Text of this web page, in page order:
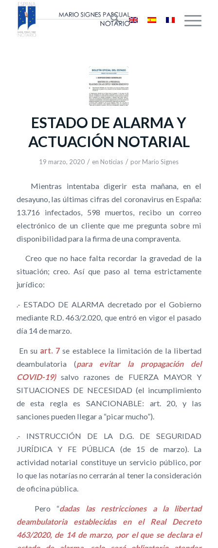
ESTADO DE ALARMA Y
ACTUACIÓN NOTARIAL
19 marzo, 2020 / en Noticias / por Mario Signes
Mientras intentaba digerir esta mañana, en el
desayuno, las últimas cifras del coronavirus en España:
13.716 infectados, 598 muertos, recibo un correo
electrónico de un cliente que me pregunta sobre mi
disponibilidad para la firma de una compraventa.
Creo que no hace falta recordar la gravedad de la
situación; creo. Así que paso al tema estrictamente
jurídico:
.- ESTADO DE ALARMA decretado por el Gobierno
mediante R.D. 463/2.020, que entró en vigor el pasado
día 14 de marzo.
En su art. 7 se establece la limitación de la libertad
deambulatoria (para evitar la propagación del
COVID-19)salvo razones de FUERZA MAYOR Y
SITUACIONES DE NECESIDAD (el incumplimiento
de esta regla es SANCIONABLE: art. 20, y las
sanciones pueden llegar a “picar mucho”).
.- INSTRUCCIÓN DE LA D.G. DE SEGURIDAD
JURÍDICA Y FE PÚBLICA (de 15 de marzo). La
actividad notarial constituye un servicio público, por
lo que las notarías no cerrarán al tener la consideración
de oficina pública.
Pero “dadas las restricciones a la libertad
deambulatoria establecidas en el Real Decreto
463/2020, de 14 de marzo, por el que se declara el